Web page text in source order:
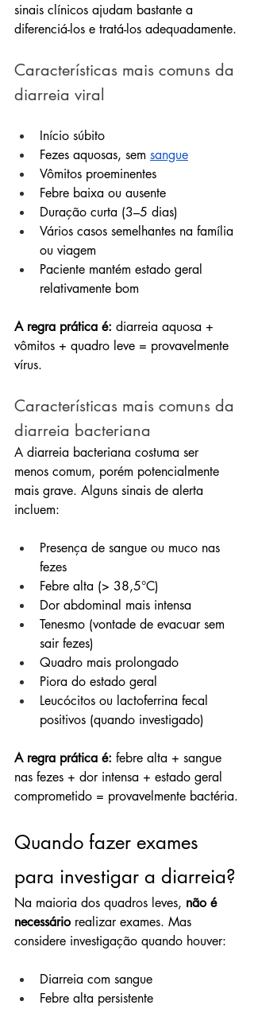
sinais clínicos ajudam bastante a
diferenciá-los e tratá-los adequadamente.
Características mais comuns da
diarreia viral
Início súbito
Fezes aquosas, sem sangue
Vômitos proeminentes
Febre baixa ou ausente
Duração curta (3–5 dias)
Vários casos semelhantes na família
ou viagem
Paciente mantém estado geral
relativamente bom
A regra prática é: diarreia aquosa +
vômitos + quadro leve = provavelmente
vírus.
Características mais comuns da
diarreia bacteriana
A diarreia bacteriana costuma ser
menos comum, porém potencialmente
mais grave. Alguns sinais de alerta
incluem:
Presença de sangue ou muco nas
fezes
Febre alta (> 38,5°C)
Dor abdominal mais intensa
Tenesmo (vontade de evacuar sem
sair fezes)
Quadro mais prolongado
Piora do estado geral
Leucócitos ou lactoferrina fecal
positivos (quando investigado)
A regra prática é: febre alta + sangue
nas fezes + dor intensa + estado geral
comprometido = provavelmente bactéria.
Quando fazer exames
para investigar a diarreia?
Na maioria dos quadros leves, não é
necessário realizar exames. Mas
considere investigação quando houver:
Diarreia com sangue
Febre alta persistente